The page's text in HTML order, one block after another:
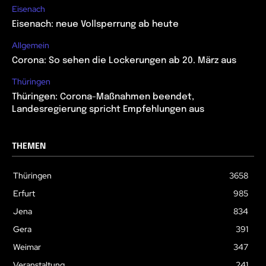
Eisenach
Eisenach: neue Vollsperrung ab heute
Allgemein
Corona: So sehen die Lockerungen ab 20. März aus
Thüringen
Thüringen: Corona-Maßnahmen beendet,
Landesregierung spricht Empfehlungen aus
THEMEN
Thüringen
3658
Erfurt
985
Jena
834
Gera
391
Weimar
347